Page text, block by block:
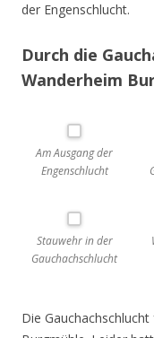
der Engenschlucht.
Durch die
Wanderheim
Am Ausgang der
Engenschlucht
Stauwehr in der
Gauchachschlucht
Die